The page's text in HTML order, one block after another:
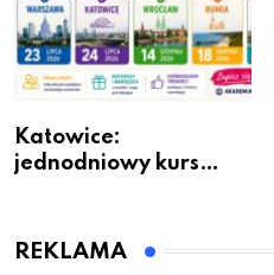
Katowice:
jednodniowy kurs
dzieci
REKLAMA